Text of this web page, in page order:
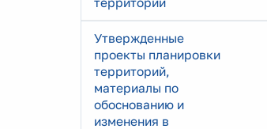
Утвержденные
проекты планировки
территорий,
материалы по
обоснованию и
изменения в